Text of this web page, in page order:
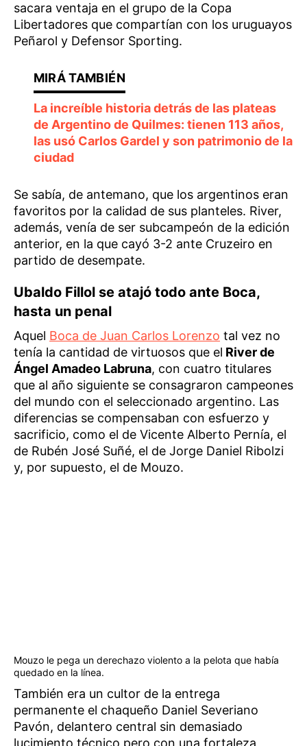
sacara ventaja en el grupo de la Copa
Libertadores que compartían con los uruguayos
Peñarol y Defensor Sporting.
La increíble historia detrás de las plateas
de Argentino de Quilmes: tienen 113 años,
las usó Carlos Gardel y son patrimonio de la
ciudad
Se sabía, de antemano, que los argentinos eran
favoritos por la calidad de sus planteles. River,
además, venía de ser subcampeón de la edición
anterior, en la que cayó 3-2 ante Cruzeiro en
partido de desempate.
Ubaldo Fillol se atajó todo ante Boca,
hasta un penal
Aquel Boca de Juan Carlos Lorenzo tal vez no
tenía la cantidad de virtuosos que el River de
Ángel Amadeo Labruna, con cuatro titulares
que al año siguiente se consagraron campeones
del mundo con el seleccionado argentino. Las
diferencias se compensaban con esfuerzo y
sacrificio, como el de Vicente Alberto Pernía, el
de Rubén José Suñé, el de Jorge Daniel Ribolzi
y, por supuesto, el de Mouzo.
Mouzo le pega un derechazo violento a la pelota que había
quedado en la línea.
También era un cultor de la entrega
permanente el chaqueño Daniel Severiano
Pavón, delantero central sin demasiado
lucimiento técnico pero con una fortaleza